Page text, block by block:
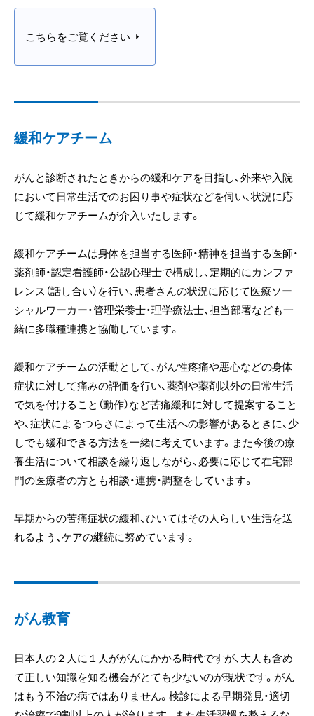
こちらをご覧ください
緩和ケアチーム
がんと診断されたときからの緩和ケアを目指し、外来や入院
において日常生活でのお困り事や症状などを伺い、状況に応
じて緩和ケアチームが介入いたします。
緩和ケアチームは身体を担当する医師・精神を担当する医師・
薬剤師・認定看護師・公認心理士で構成し、定期的にカンファ
レンス（話し合い）を行い、患者さんの状況に応じて医療ソー
シャルワーカー・管理栄養士・理学療法士、担当部署なども一
緒に多職種連携と協働しています。
緩和ケアチームの活動として、がん性疼痛や悪心などの身体
症状に対して痛みの評価を行い、薬剤や薬剤以外の日常生活
で気を付けること（動作）など苦痛緩和に対して提案すること
や、症状によるつらさによって生活への影響があるときに、少
しでも緩和できる方法を一緒に考えています。また今後の療
養生活について相談を繰り返しながら、必要に応じて在宅部
門の医療者の方とも相談・連携・調整をしています。
早期からの苦痛症状の緩和、ひいてはその人らしい生活を送
れるよう、ケアの継続に努めています。
がん教育
日本人の２人に１人ががんにかかる時代ですが、大人も含め
て正しい知識を知る機会がとても少ないのが現状です。がん
はもう不治の病ではありません。検診による早期発見・適切